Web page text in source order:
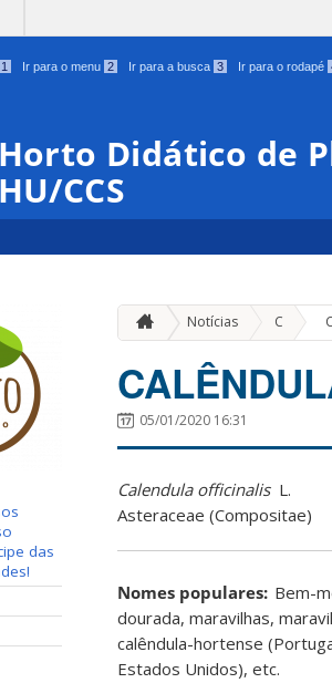
1 Ir para o menu 2 Ir para a busca 3 Ir para o rodapé
Horto Didático de
HU/CCS
das
Notícias C »
05/01/2020 16:31
Calendula officinalisL.
Asteraceae (Compositae)
Nomes populares: Bem-
dourada, maravilhas,
calêndula-hortense
Estados Unidos), etc.